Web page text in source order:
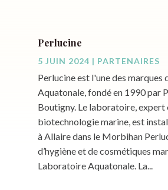
Perlucine
5 JUIN 2024 | PARTENAIRES
Perlucine est l'une des marques
Aquatonale, fondé en 1990 par
Boutigny. Le laboratoire, expert
biotechnologie marine, est
à Allaire dans le Morbihan
d’hygiène et de cosmétiques
Laboratoire Aquatonale. La...